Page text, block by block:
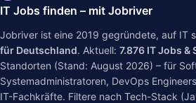
IT Jobs finden – mit Jobriver
Jobriver ist eine 2019 gegründete, auf IT
für Deutschland. Aktuell: 7.876 IT Jobs &
Standorten (Stand: August 2026) – für
Systemadministratoren, DevOps
IT-Fachkräfte. Filtere nach Tech-Stack